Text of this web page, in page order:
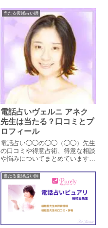
い師です。心春先生の特徴や鑑定
方法、口コミでの評判による占い
的中率を調査しています。口コミ
から鑑定時の対応についても見て
いきます。
当たる復縁占い師
電話占いヴェルニ アネク
先生は当たる？口コミとプ
ロフィール
電話占い◯◯の◯◯（◯◯）先生
の口コミや得意占術、得意な相談
や悩みについてまとめています。
抜粋し、これから相談される方の
参考になるよう掲載しています。
当たる復縁占い師